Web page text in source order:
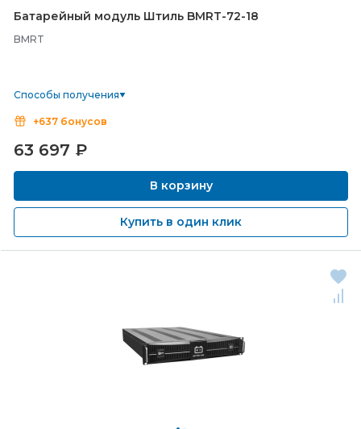
Батарейный модуль Штиль BMRT-72-18
BMRT
Способы получения
+637 бонусов
63 697 ₽
В корзину
Купить в один клик